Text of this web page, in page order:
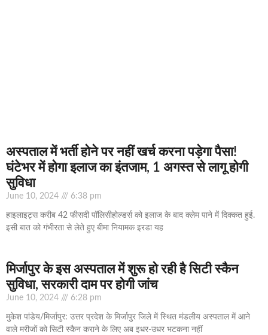
अस्‍पताल में भर्ती होने पर नहीं खर्च करना पड़ेगा पैसा!
घंटेभर में होगा इलाज का इंतजाम, 1 अगस्‍त से लागू होगी
सुविधा
June 10, 2024 6:38 pm
हाइलाइट्स करीब 42 फीसदी पॉलिसीहोल्‍डर्स को इलाज के बाद क्‍लेम पाने में दिक्‍कत हुई.
इसी बात को गंभीरता से लेते हुए बीमा नियामक इरडा यह
मिर्जापुर के इस अस्पताल में शुरू हो रही है सिटी स्कैन
सुविधा, सरकारी दाम पर होगी जांच
June 10, 2024 6:28 pm
मुकेश पांडेय/मिर्जापुर: उत्तर प्रदेश के मिर्जापुर जिले में स्थित मंडलीय अस्पताल में आने
वाले मरीजों को सिटी स्कैन कराने के लिए अब इधर-उधर भटकना नहीं